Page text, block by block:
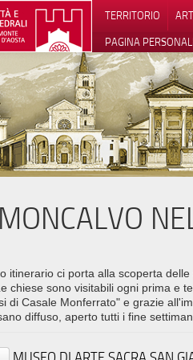
TERRITORIO
PAGINA
itinerario ci porta alla scoperta
chiese sono visitabili ogni prima e
di Casale Monferrato" e grazie
diffuso, aperto tutti i fine